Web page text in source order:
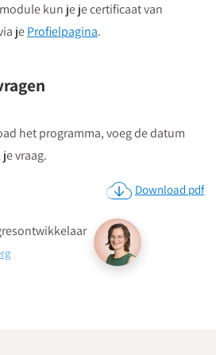
kun je je certificaat van
jeProfielpagina.
het programma, voeg de datum
vraag.
Download pdf